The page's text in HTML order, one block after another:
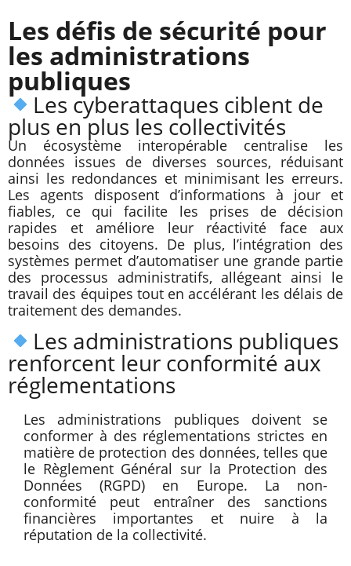
Les défis de sécurité pour
les administrations
publiques
Les cyberattaques ciblent de
plus en plus les collectivités
Un écosystème interopérable centralise les
données issues de diverses sources, réduisant
ainsi les redondances et minimisant les erreurs.
Les agents disposent d’informations à jour et
fiables, ce qui facilite les prises de décision
rapides et améliore leur réactivité face aux
besoins des citoyens. De plus, l’intégration des
systèmes permet d’automatiser une grande partie
des processus administratifs, allégeant ainsi le
travail des équipes tout en accélérant les délais de
traitement des demandes.
Les administrations publiques
renforcent leur conformité aux
réglementations
Les administrations publiques doivent se
conformer à des réglementations strictes en
matière de protection des données, telles que
le Règlement Général sur la Protection des
Données (RGPD) en Europe. La non-
conformité peut entraîner des sanctions
financières importantes et nuire à la
réputation de la collectivité.